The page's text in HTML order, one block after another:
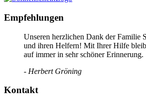
Empfehlungen
Unseren herzlichen Dank der Familie
und ihren Helfern! Mit Ihrer Hilfe
auf immer in sehr schöner Erinnerung.
- Herbert Gröning
Kontakt